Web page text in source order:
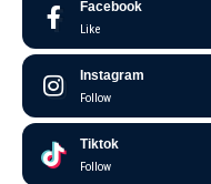
Facebook
Like
Instagram
Follow
Tiktok
Follow